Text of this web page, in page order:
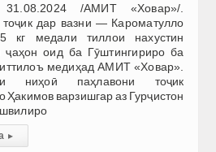
/АМИТ «Ховар»/.
дар вазни — Кароматулло
кг медали тиллои нахустин
ҷаҳон оид ба Гӯштингириро ба
медиҳад АМИТ «Ховар».
ниҳоӣ паҳлавони тоҷик
Ҳакимов варзишгар аз Гурҷистон
▸